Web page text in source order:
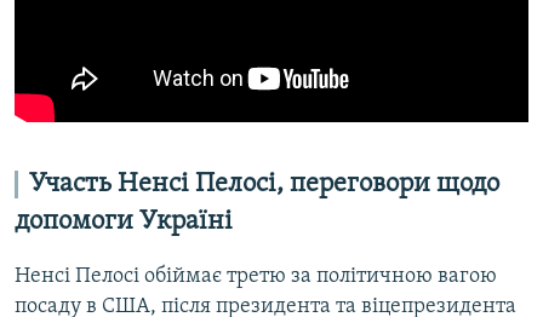
Участь Ненсі Пелосі, переговори щодо
допомоги Україні
Ненсі Пелосі обіймає третю за політичною вагою
посаду в США, після президента та віцепрезидента